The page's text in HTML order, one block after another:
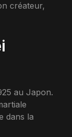
créateur,
au Japon.
dans la